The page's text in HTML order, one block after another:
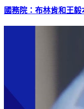
國務院：布林肯和王